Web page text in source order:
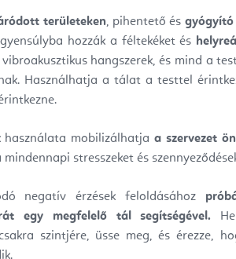
területeken, pihentető ésgyógyító
hozzák a féltekéket és
hangszerek, és mind a
Használhatja a tálat a testtel
használata mobilizálhatjaa szervezet
stresszeket és
negatív érzések feloldásához
egy megfelelő tál segítségével.
szintjére, üsse meg, és érezze,